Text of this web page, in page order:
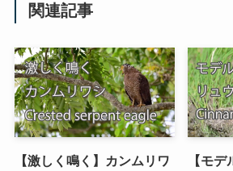
関連記事
【激しく鳴く】カンムリワ
【モ